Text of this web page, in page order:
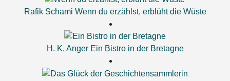
Rafik Schami Wenn du erzählst, erblüht die Wüste
H. K. Anger Ein Bistro in der Bretagne